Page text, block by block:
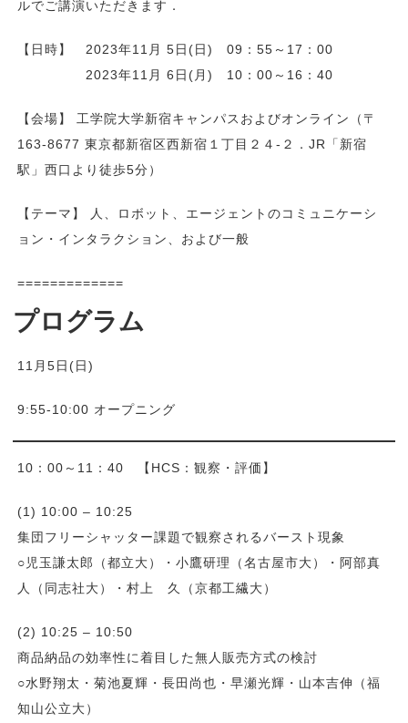
ルでご講演いただきます．
【日時】 2023年11月 5日(日) 09：55～17：00
2023年11月 6日(月) 10：00～16：40
【会場】 工学院大学新宿キャンパスおよびオンライン（〒
163-8677 東京都新宿区西新宿１丁目２４-２．JR「新宿
駅」西口より徒歩5分）
【テーマ】 人、ロボット、エージェントのコミュニケーシ
ョン・インタラクション、および一般
=============
プログラム
11月5日(日)
9:55-10:00 オープニング
10：00～11：40 【HCS：観察・評価】
(1) 10:00 – 10:25
集団フリーシャッター課題で観察されるバースト現象
○児玉謙太郎（都立大）・小鷹研理（名古屋市大）・阿部真
人（同志社大）・村上 久（京都工繊大）
(2) 10:25 – 10:50
商品納品の効率性に着目した無人販売方式の検討
○水野翔太・菊池夏輝・長田尚也・早瀬光輝・山本吉伸（福
知山公立大）